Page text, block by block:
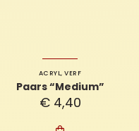
ACRYL,VERF
Paars “Medium”
€4,40